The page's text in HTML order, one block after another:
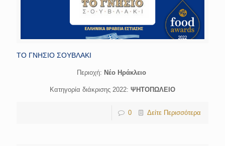
ΤΟ ΓΝΗΣΙΟ ΣΟΥΒΛΑΚΙ
Περιοχή: Νέο Ηράκλειο
Κατηγορία διάκρισης 2022: ΨΗΤΟΠΩΛΕΙΟ
0 Δείτε Περισσότερα